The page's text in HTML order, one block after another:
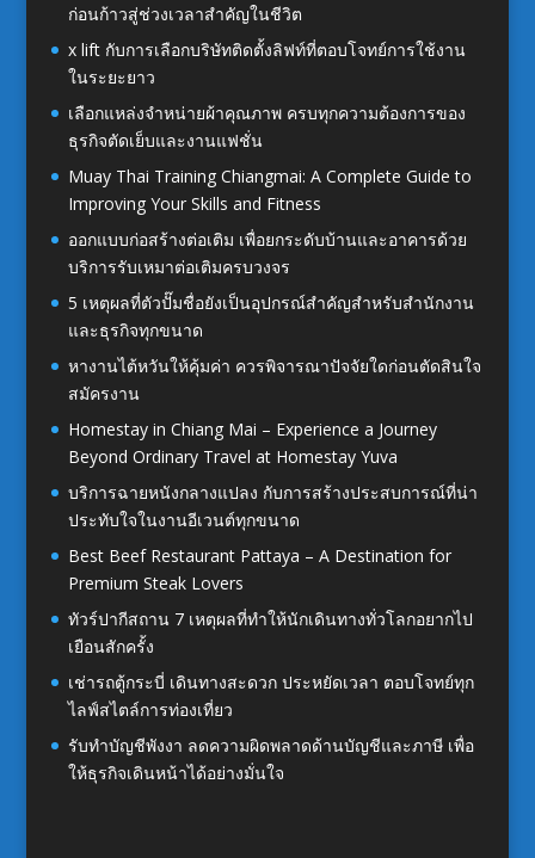
ก่อนก้าวสู่ช่วงเวลาสำคัญในชีวิต
x lift กับการเลือกบริษัทติดตั้งลิฟท์ที่ตอบโจทย์การใช้งาน
ในระยะยาว
เลือกแหล่งจำหน่ายผ้าคุณภาพ ครบทุกความต้องการของ
ธุรกิจตัดเย็บและงานแฟชั่น
Muay Thai Training Chiangmai: A Complete Guide to
Improving Your Skills and Fitness
ออกแบบก่อสร้างต่อเติม เพื่อยกระดับบ้านและอาคารด้วย
บริการรับเหมาต่อเติมครบวงจร
5 เหตุผลที่ตัวปั๊มชื่อยังเป็นอุปกรณ์สำคัญสำหรับสำนักงาน
และธุรกิจทุกขนาด
หางานไต้หวันให้คุ้มค่า ควรพิจารณาปัจจัยใดก่อนตัดสินใจ
สมัครงาน
Homestay in Chiang Mai – Experience a Journey
Beyond Ordinary Travel at Homestay Yuva
บริการฉายหนังกลางแปลง กับการสร้างประสบการณ์ที่น่า
ประทับใจในงานอีเวนต์ทุกขนาด
Best Beef Restaurant Pattaya – A Destination for
Premium Steak Lovers
ทัวร์ปากีสถาน 7 เหตุผลที่ทำให้นักเดินทางทั่วโลกอยากไป
เยือนสักครั้ง
เช่ารถตู้กระบี่ เดินทางสะดวก ประหยัดเวลา ตอบโจทย์ทุก
ไลฟ์สไตล์การท่องเที่ยว
รับทำบัญชีพังงา ลดความผิดพลาดด้านบัญชีและภาษี เพื่อ
ให้ธุรกิจเดินหน้าได้อย่างมั่นใจ